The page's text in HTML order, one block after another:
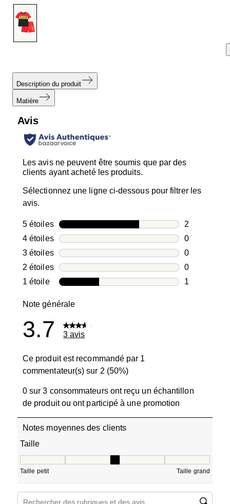
Description du produit
Matière
Avis
Les avis ne peuvent être soumis que par des
clients ayant acheté les produits.
Sélectionnez une ligne ci-dessous pour filtrer les
avis.
5 étoilesétoiles
2
2 avis avec
4 étoilesétoiles
0
0 avis avec
3 étoilesétoiles
0
0 avis avec
2 étoilesétoiles
0
0 avis avec
1 étoileétoiles
1
Note générale
3.7 3 avis
Ce produit est recommandé par 1
commentateur(s) sur 2 (50%)
0 sur 3 consommateurs ont reçu un échantillon
de produit ou ont participé à une promotion
Notes moyennes des clients
Taille
Taille petit Taille grand
Zone de recherche de sujet et d'avis